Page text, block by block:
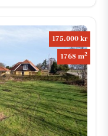
175.000 kr
1768 m2